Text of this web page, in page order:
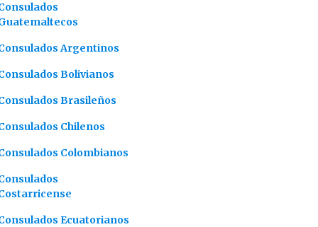
Argentinos
Bolivianos
Brasileños
Chilenos
Colombianos
Ecuatorianos